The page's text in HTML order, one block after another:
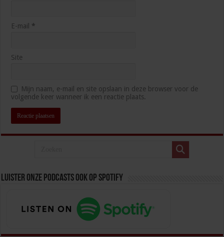
E-mail *
Site
Mijn naam, e-mail en site opslaan in deze browser voor de
volgende keer wanneer ik een reactie plaats.
Luister onze podcasts ook op spotify